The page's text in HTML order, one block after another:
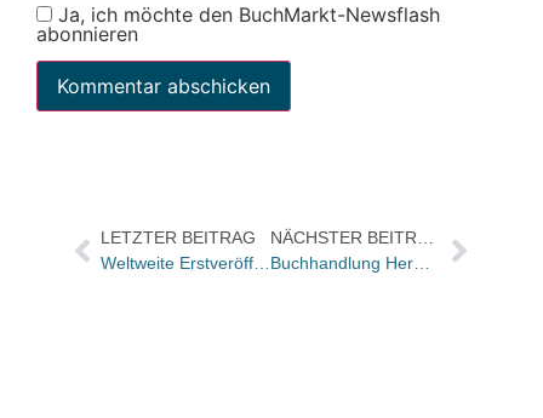
Ja, ich möchte den BuchMarkt-Newsflash
abonnieren
LETZTER BEITRAG
Weltweite Erstveröffentlichung von C.G. Jungs Tagebuch wird wohl Thema für ZDF
NÄCHSTER BEITRAG
Buchhandlung Herwig wird Gesellschafter der Buchwerbung der Neun